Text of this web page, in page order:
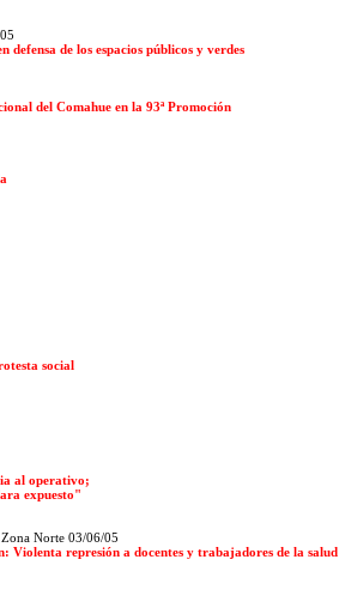
defensa de los espacios públicos y verdes
del Comahue en la 93ª Promoción
social
al operativo;
expuesto"
Norte 03/06/05
Violenta represión a docentes y trabajadores de la salud